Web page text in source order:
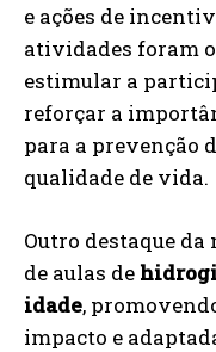
e ações de
atividades foram
estimular a
reforçar a
para a prevenção
qualidade de vida.
Outro destaque
de aulas de
idade,
impacto e